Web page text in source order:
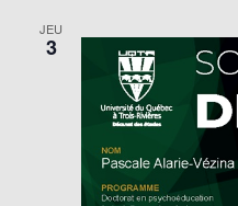
JEU
3